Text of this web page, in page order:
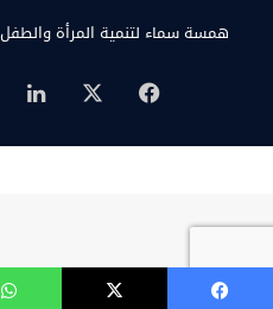
همسة سماء لتنمية المرأة
فيسبوك